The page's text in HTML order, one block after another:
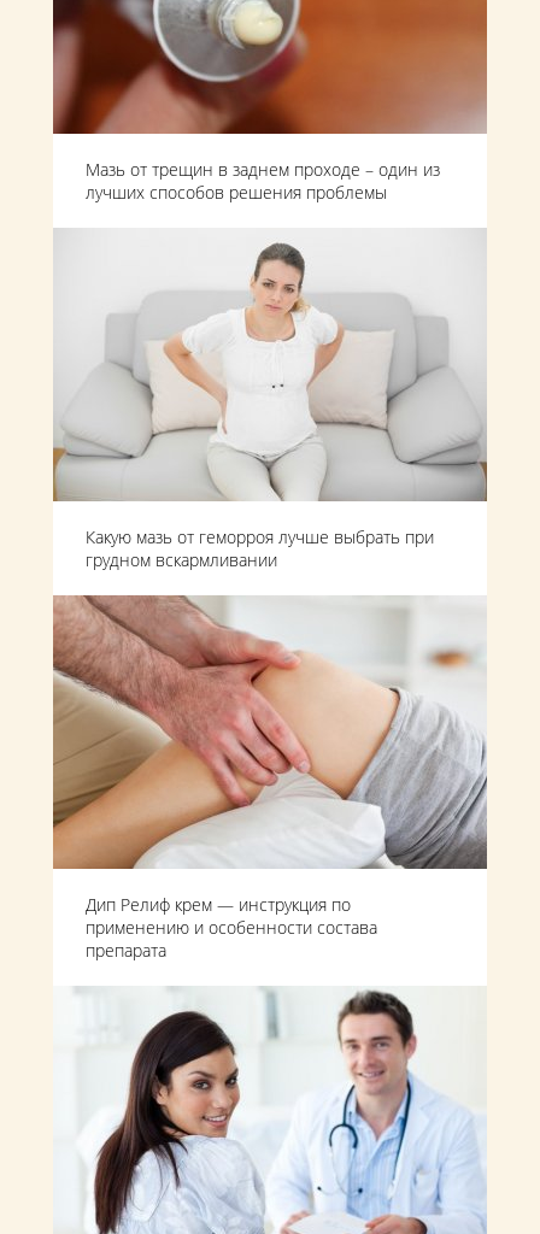
Мазь от трещин в заднем проходе – один из
лучших способов решения проблемы
Какую мазь от геморроя лучше выбрать при
грудном вскармливании
Дип Релиф крем — инструкция по
применению и особенности состава
препарата